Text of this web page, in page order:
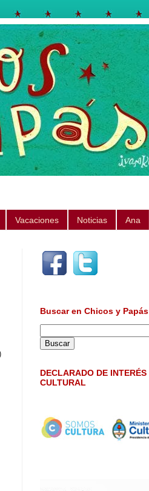
Vacaciones Noticias Ana
Buscar en Chicos y Papás
DECLARADO DE INTERÉS
CULTURAL